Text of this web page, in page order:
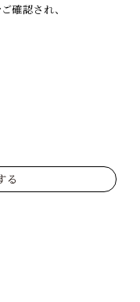
確認され、
る